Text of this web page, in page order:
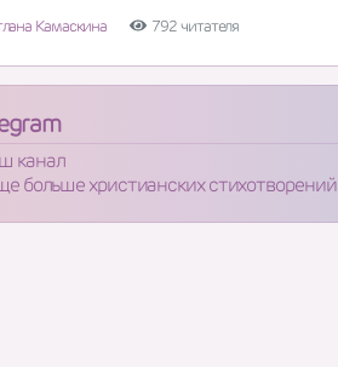
Камаскина 792 читателя
канал
больше христианских стихотворений